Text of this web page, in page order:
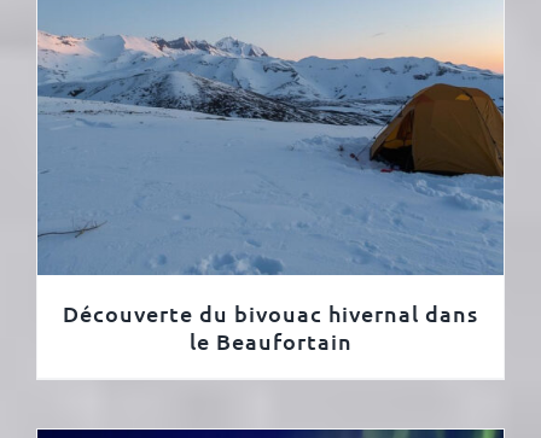
Découverte du bivouac hivernal dans
le Beaufortain